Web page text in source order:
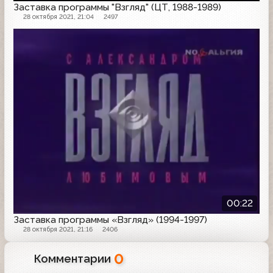
Заставка программы "Взгляд" (ЦТ, 1988-1989)
28 октября 2021, 21:04 2497
00:22
Заставка программы «Взгляд» (1994-1997)
28 октября 2021, 21:16 2406
Комментарии 0